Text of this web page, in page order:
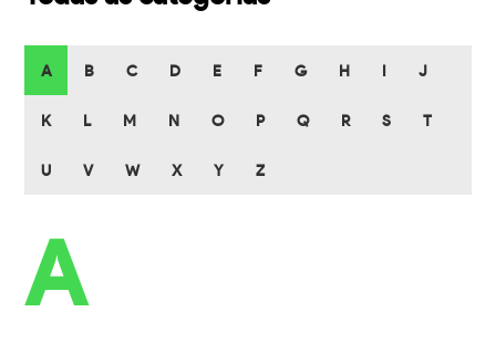
A B C D E F G H J
K L M N O P Q R S T
U V W X Y Z
A